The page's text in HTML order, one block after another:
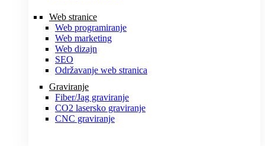
Web stranice
Web programiranje
Web marketing
Web dizajn
SEO
Održavanje web stranica
Graviranje
Fiber/Jag graviranje
CO2 lasersko graviranje
CNC graviranje